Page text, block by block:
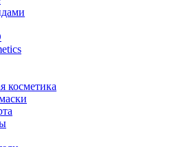
косметика